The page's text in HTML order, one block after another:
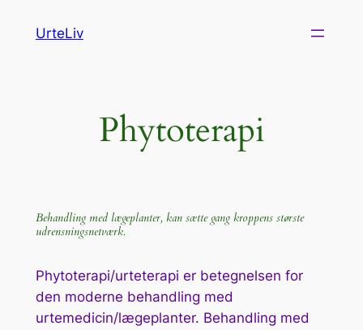
UrteLiv
Phytoterapi
Behandling med lægeplanter, kan sætte gang kroppens største
udrensningsnetværk.
Phytoterapi/urteterapi er betegnelsen for
den moderne behandling med
urtemedicin/lægeplanter. Behandling med